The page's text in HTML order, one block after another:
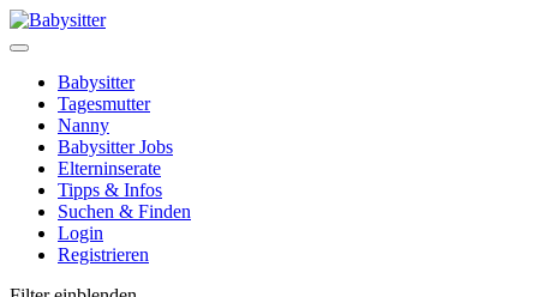
Babysitter
Tagesmutter
Nanny
Babysitter Jobs
Elterninserate
Tipps & Infos
Suchen & Finden
Login
Registrieren